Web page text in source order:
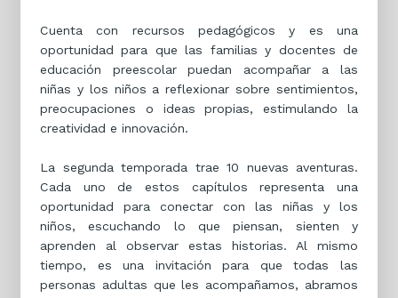
Cuenta con recursos pedagógicos y es una
oportunidad para que las familias y docentes de
educación preescolar puedan acompañar a las
niñas y los niños a reflexionar sobre sentimientos,
preocupaciones o ideas propias, estimulando la
creatividad e innovación.
La segunda temporada trae 10 nuevas aventuras.
Cada uno de estos capítulos representa una
oportunidad para conectar con las niñas y los
niños, escuchando lo que piensan, sienten y
aprenden al observar estas historias. Al mismo
tiempo, es una invitación para que todas las
personas adultas que les acompañamos, abramos